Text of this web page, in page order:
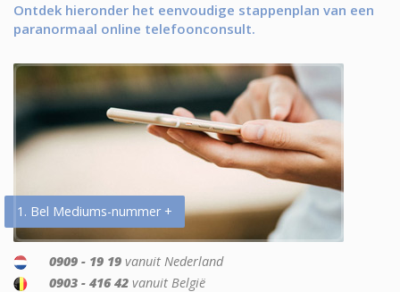
Ontdek hieronder het eenvoudige stappenplan van een
paranormaal online telefoonconsult.
1. Bel Mediums-nummer +
0909 - 19 19 vanuit Nederland
0903 - 416 42 vanuit België